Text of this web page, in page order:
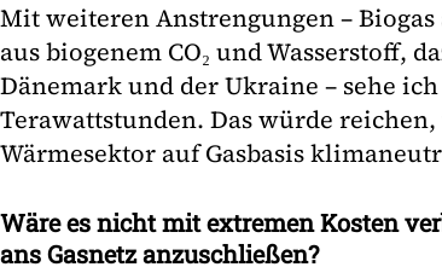
Mit weiteren Anstrengungen –
aus biogenem CO₂ und Wasserstoff,
Dänemark und der Ukraine – sehe
Terawattstunden. Das würde
Wärmesektor auf Gasbasis
Wäre es nicht mit extremen Kosten
ans Gasnetz anzuschließen?